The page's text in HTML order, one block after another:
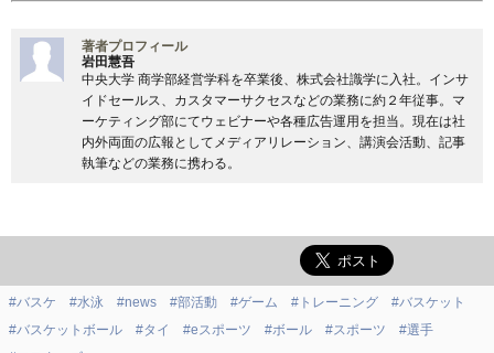
著者プロフィール
岩田慧吾
中央大学 商学部経営学科を卒業後、株式会社識学に入社。インサ
イドセールス、カスタマーサクセスなどの業務に約２年従事。マ
ーケティング部にてウェビナーや各種広告運用を担当。現在は社
内外両面の広報としてメディアリレーション、講演会活動、記事
執筆などの業務に携わる。
#バスケ #水泳 #news #部活動 #ゲーム #トレーニング
#バスケット
#バスケットボール
#タイ #eスポーツ #ボール #スポーツ
#選手